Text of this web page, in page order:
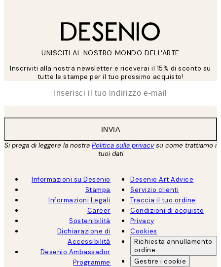
UNISCITI AL NOSTRO MONDO DELL'ARTE
Inscriviti alla nostra newsletter e riceverai il 15% di sconto su
tutte le stampe per il tuo prossimo acquisto!
INVIA
Si prega di leggere la nostra Politica sulla privacysu come trattiamo i
tuoi dati
Informazioni su Desenio
Stampa
Informazioni Legali
Career
Sostenibilità
Dichiarazione di
Accessibilità
Desenio Ambassador
Programme
Desenio Art Advice
Servizio clienti
Traccia il tuo ordine
Condizioni di acquisto
Privacy
Cookies
Richiesta annullamento
ordine
Gestire i cookie